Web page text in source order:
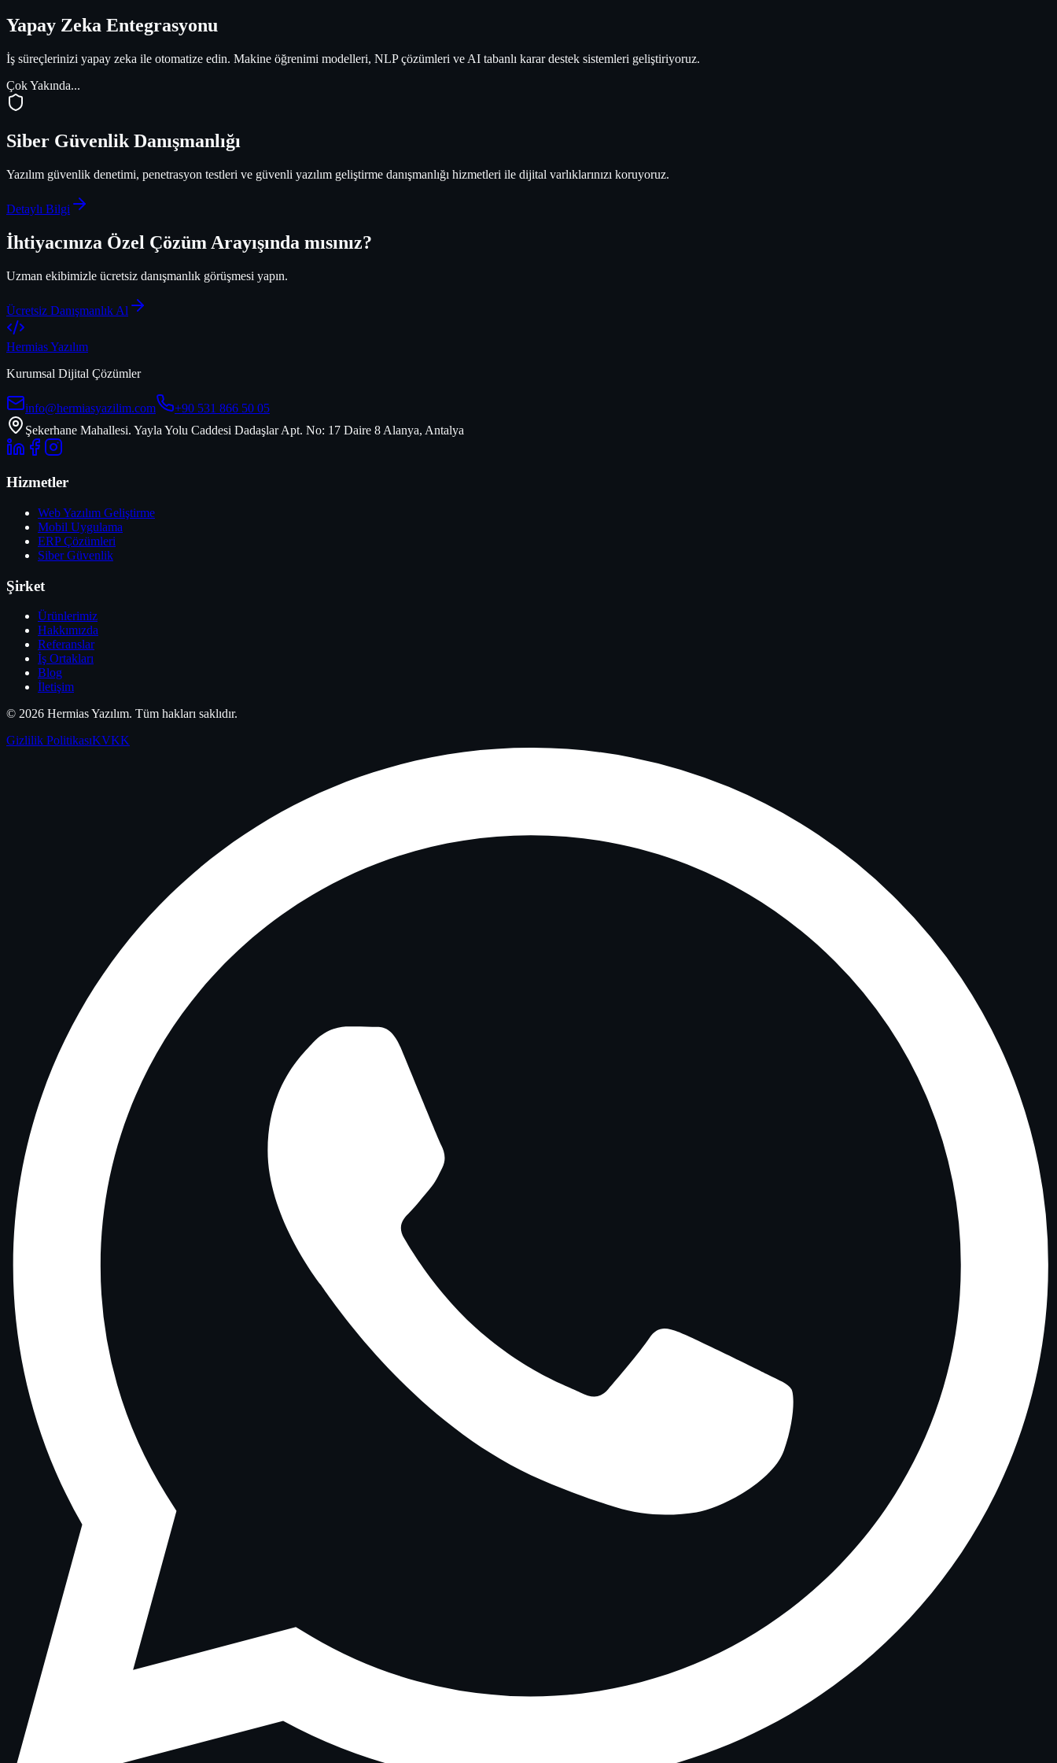
Yapay Zeka Entegrasyonu
İş süreçlerinizi yapay zeka ile otomatize edin. Makine öğrenimi modelleri, NLP çözümleri ve AI tabanlı karar destek sistemleri geliştiriyoruz.
Çok Yakında...
Siber Güvenlik Danışmanlığı
Yazılım güvenlik denetimi, penetrasyon testleri ve güvenli yazılım geliştirme danışmanlığı hizmetleri ile dijital varlıklarınızı koruyoruz.
Detaylı Bilgi
İhtiyacınıza Özel Çözüm Arayışında mısınız?
Uzman ekibimizle ücretsiz danışmanlık görüşmesi yapın.
Ücretsiz Danışmanlık Al
Hermias Yazılım
Kurumsal Dijital Çözümler
info@hermiasyazilim.com
+90 531 866 50 05
Şekerhane Mahallesi. Yayla Yolu Caddesi Dadaşlar Apt. No: 17 Daire 8 Alanya, Antalya
Hizmetler
Web Yazılım Geliştirme
Mobil Uygulama
ERP Çözümleri
Siber Güvenlik
Şirket
Ürünlerimiz
Hakkımızda
Referanslar
İş Ortakları
Blog
İletişim
© 2026 Hermias Yazılım. Tüm hakları saklıdır.
Gizlilik PolitikasıKVKK